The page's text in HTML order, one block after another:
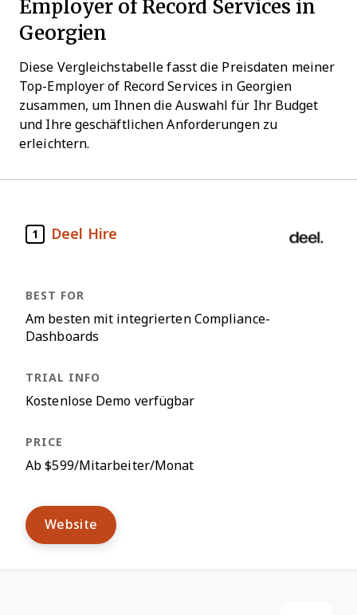
Employer of Record Services in
Georgien
Diese Vergleichstabelle fasst die Preisdaten meiner
Top-Employer of Record Services in Georgien
zusammen, um Ihnen die Auswahl für Ihr Budget
und Ihre geschäftlichen Anforderungen zu
erleichtern.
1 Deel Hire
Am besten mit integrierten Compliance-
Dashboards
Kostenlose Demo verfügbar
Ab $599/Mitarbeiter/Monat
Website